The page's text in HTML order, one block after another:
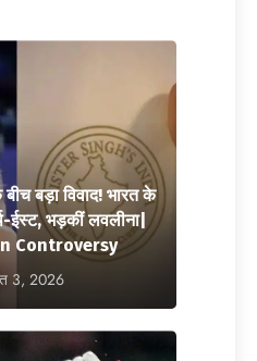
बड़ा विवाद! भारत के
ईस्ट, भड़कीं लवलीना|
Controversy
3, 2026